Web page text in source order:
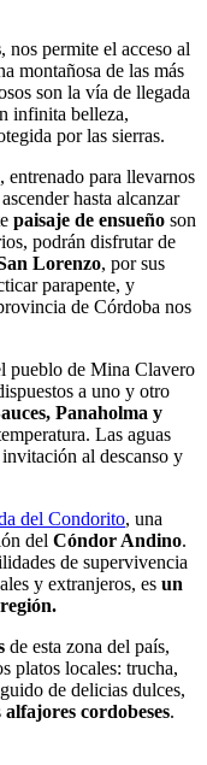
, nos permite el acceso al
montañosa de las más
son la vía de llegada
infinita belleza,
por las sierras.
entrenado para llevarnos
hasta alcanzar
paisaje de ensueño son
podrán disfrutar de
Lorenzo, por sus
parapente, y
de Córdoba nos
pueblo de Mina Clavero
a uno y otro
Panaholma y
Las aguas
al descanso y
del Condorito, una
del Cóndor Andino.
de supervivencia
y extranjeros, es un
de esta zona del país,
platos locales: trucha,
de delicias dulces,
alfajores cordobeses.